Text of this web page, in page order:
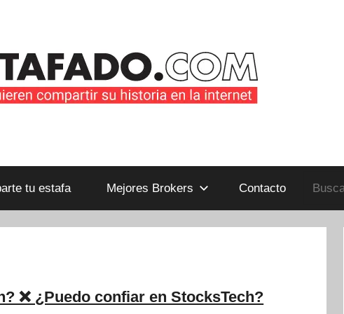
tu estafa Mejores Brokers Contacto
Buscar:
❌ ¿Puedo confiar en StocksTech?